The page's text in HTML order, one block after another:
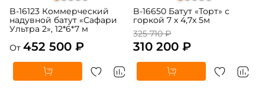
B-16123 Коммерческий
надувной батут «Сафари
Ультра 2», 12*6*7 м
От 452 500 ₽
B-16650 Батут «Торт» с
горкой 7 х 4,7х 5м
325 710 ₽
310 200 ₽